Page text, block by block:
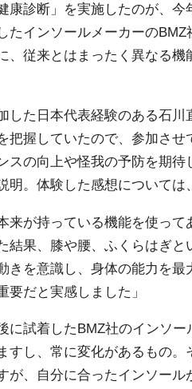
康診断」を実施したのが、
たインソールメーカーの
、従来とはまったく異なる
した日本代表経験のある石
把握していたので、参加させ
スの向上や怪我の予防を期
明。体験した感想については
来が持っている機能を使っ
結果、膝や腰、ふくらはぎ
きを意識し、身体の能力を
要だと実感しました」
に試着したBMZ社のインソ
すし、常に変化があるもの。
が、自分に合ったインソー